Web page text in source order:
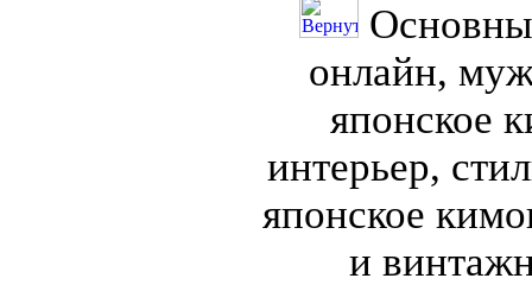
онлайн,
японское
интерьер,
японское
и